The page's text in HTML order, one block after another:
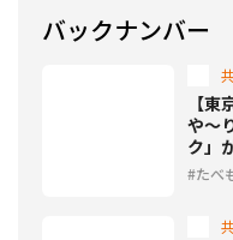
バックナンバー
【
や〜
ク」
たべ